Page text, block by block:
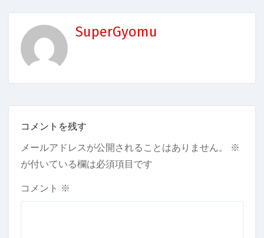
SuperGyomu
コメントを残す
メールアドレスが公開されることはありません。
※
が付いている欄は必須項目です
コメント ※